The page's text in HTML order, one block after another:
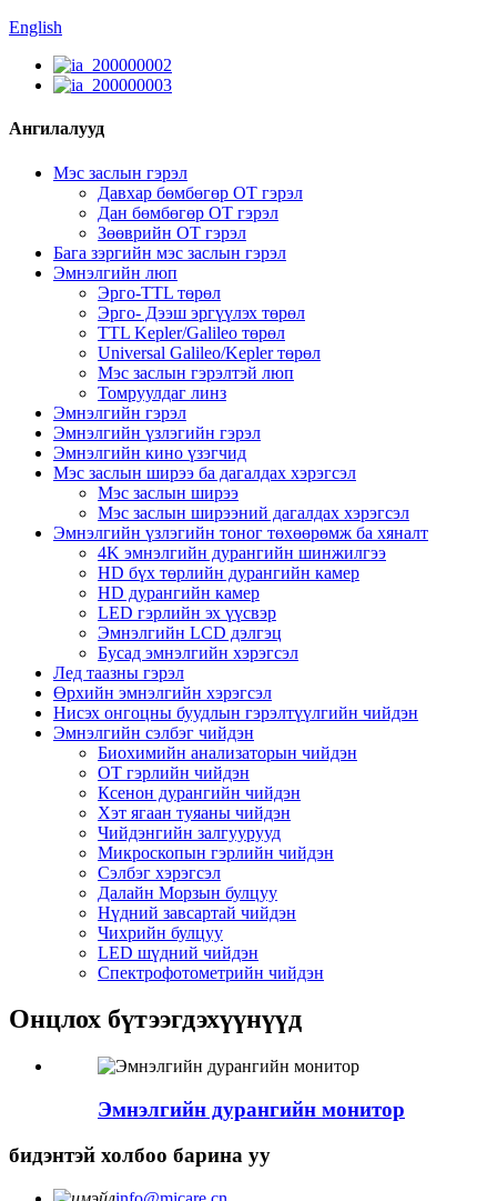
English
Ангилалууд
Мэс заслын гэрэл
Давхар бөмбөгөр OT гэрэл
Дан бөмбөгөр OT гэрэл
Зөөврийн OT гэрэл
Бага зэргийн мэс заслын гэрэл
Эмнэлгийн люп
Эрго-TTL төрөл
Эрго- Дээш эргүүлэх төрөл
TTL Kepler/Galileo төрөл
Universal Galileo/Kepler төрөл
Мэс заслын гэрэлтэй люп
Томруулдаг линз
Эмнэлгийн гэрэл
Эмнэлгийн үзлэгийн гэрэл
Эмнэлгийн кино үзэгчид
Мэс заслын ширээ ба дагалдах хэрэгсэл
Мэс заслын ширээ
Мэс заслын ширээний дагалдах хэрэгсэл
Эмнэлгийн үзлэгийн тоног төхөөрөмж ба хяналт
4K эмнэлгийн дурангийн шинжилгээ
HD бүх төрлийн дурангийн камер
HD дурангийн камер
LED гэрлийн эх үүсвэр
Эмнэлгийн LCD дэлгэц
Бусад эмнэлгийн хэрэгсэл
Лед таазны гэрэл
Өрхийн эмнэлгийн хэрэгсэл
Нисэх онгоцны буудлын гэрэлтүүлгийн чийдэн
Эмнэлгийн сэлбэг чийдэн
Биохимийн анализаторын чийдэн
OT гэрлийн чийдэн
Ксенон дурангийн чийдэн
Хэт ягаан туяаны чийдэн
Чийдэнгийн залгуурууд
Микроскопын гэрлийн чийдэн
Сэлбэг хэрэгсэл
Далайн Морзын булцуу
Нүдний завсартай чийдэн
Чихрийн булцуу
LED шүдний чийдэн
Спектрофотометрийн чийдэн
Онцлох бүтээгдэхүүнүүд
Эмнэлгийн дурангийн монитор
бидэнтэй холбоо барина уу